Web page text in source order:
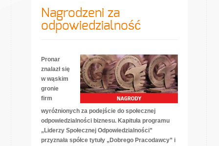
Nagrodzeni za
odpowiedzialność
Pronar
znalazł się
w wąskim
gronie
firm
wyróżnionych za podejście do społecznej
odpowiedzialności biznesu. Kapituła programu
„Liderzy Społecznej Odpowiedzialności”
przyznała spółce tytuły „Dobrego Pracodawcy” i